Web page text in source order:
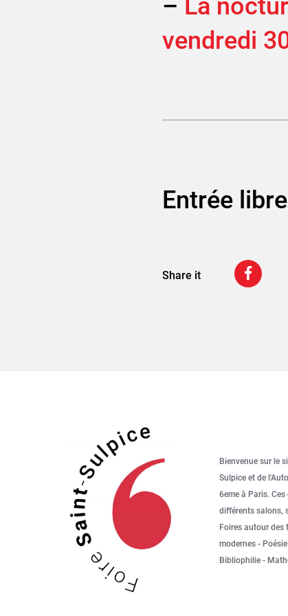
– La
vendredi
Entrée
Share it
Bienvenue sur le
Sulpice et de
6eme à Paris.
différents salons,
Foires autour des
modernes -
Bibliophilie -